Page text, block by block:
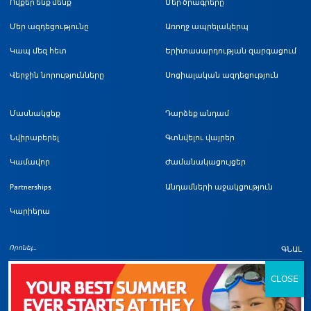
Ովքեր ենք մենք
Մեր ազդեցությունը
Կապ մեզ հետ
Վերջին նորությունները
Մեր ծրագրերը
Առողջ ապրելակերպ
Երիտասարդության զարգացում
Սոցիալական ազդեցություն
Մասնակցեք
Նվիրաբերել
Կամավոր
Partnerships
Կարիերա
Դարձեք անդամ
Գտնվելու վայրեր
Ժամանակացույցեր
Անդամների աջակցություն
ԳՆԱԼ